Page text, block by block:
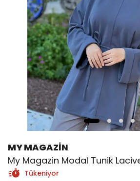
MY MAGAZİN
My Magazin Modal Tunik
Tükeniyor